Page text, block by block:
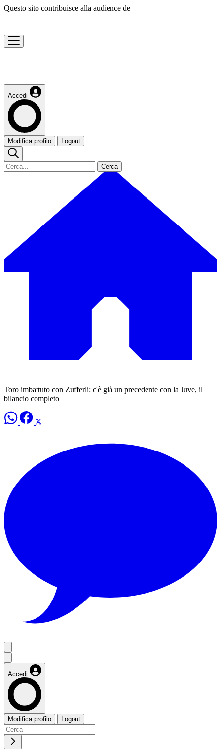
Questo sito contribuisce alla audience de
Accedi
Modifica profilo Logout
Cerca
Toro imbattuto con Zufferli: c'è già un precedente con la Juve, il
bilancio completo
Accedi
Modifica profilo Logout